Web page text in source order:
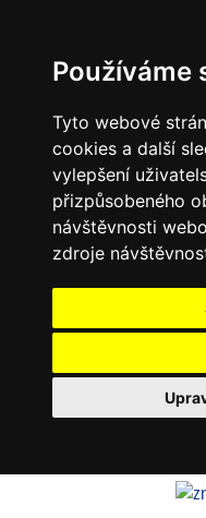
Používáme
Tyto webové
cookies a další
vylepšení
přizpůsobeného
návštěvnosti
zdroje